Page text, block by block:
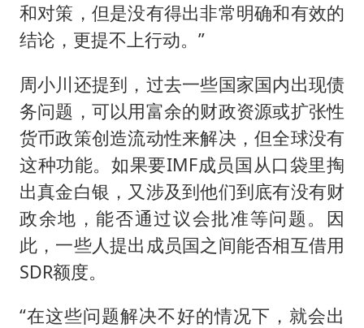
和对策，但是没有得出非常明确和有效的
结论，更提不上行动。”
周小川还提到，过去一些国家国内出现债
务问题，可以用富余的财政资源或扩张性
货币政策创造流动性来解决，但全球没有
这种功能。如果要IMF成员国从口袋里掏
出真金白银，又涉及到他们到底有没有财
政余地，能否通过议会批准等问题。因
此，一些人提出成员国之间能否相互借用
SDR额度。
“在这些问题解决不好的情况下，就会出